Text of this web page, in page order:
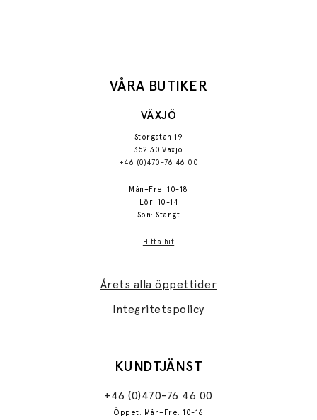
VÅRA BUTIKER
VÄXJÖ
Storgatan 19
352 30 Växjö
+46 (0)470-76 46 00
Mån–Fre: 10-18
Lör: 10-14
Sön: Stängt
Hitta hit
Årets alla öppettider
Integritetspolicy
KUNDTJÄNST
+46 (0)470-76 46 00
Öppet: Mån–Fre: 10-16